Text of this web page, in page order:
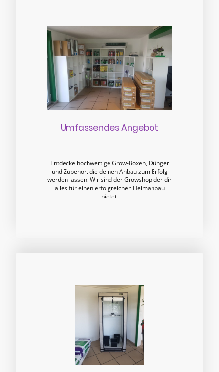
Umfassendes Angebot
Entdecke hochwertige Grow-Boxen, Dünger
und Zubehör, die deinen Anbau zum Erfolg
werden lassen. Wir sind der Growshop der dir
alles für einen erfolgreichen Heimanbau
bietet.